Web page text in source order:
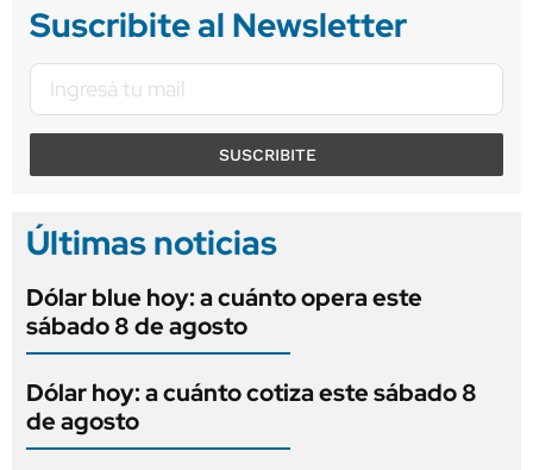
Suscribite al Newsletter
SUSCRIBITE
Últimas noticias
Dólar blue hoy: a cuánto opera este
sábado 8 de agosto
Dólar hoy: a cuánto cotiza este sábado 8
de agosto